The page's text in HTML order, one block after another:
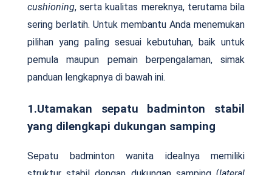
cushioning, serta kualitas mereknya, terutama bila
sering berlatih. Untuk membantu Anda menemukan
pilihan yang paling sesuai kebutuhan, baik untuk
pemula maupun pemain berpengalaman, simak
panduan lengkapnya di bawah ini.
1.Utamakan sepatu badminton stabil
yang dilengkapi dukungan samping
Sepatu badminton wanita idealnya memiliki